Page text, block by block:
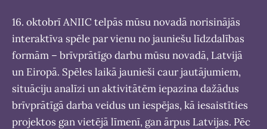
16. oktobrī ANIIC telpās mūsu novadā norisinājās
interaktīva spēle par vienu no jauniešu līdzdalības
formām – brīvprātīgo darbu mūsu novadā, Latvijā
un Eiropā. Spēles laikā jaunieši caur jautājumiem,
situāciju analīzi un aktivitātēm iepazina dažādus
brīvprātīgā darba veidus un iespējas, kā iesaistīties
projektos gan vietējā līmenī, gan ārpus Latvijas. Pēc